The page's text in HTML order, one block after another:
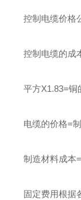
控制电缆价格
控制电缆的成
平方X1.83=铜
电缆的价格=
制造材料成本
固定费用根据